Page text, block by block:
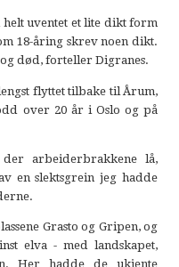
uventet et lite dikt form
18-åring skrev noen dikt.
død, forteller Digranes.
flyttet tilbake til Årum,
over 20 år i Oslo og på
arbeiderbrakkene lå,
en slektsgrein jeg hadde
Grasto og Gripen, og
elva - med landskapet,
Her hadde de ukjente